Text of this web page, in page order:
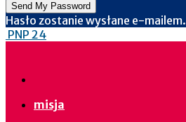
Hasło zostanie wysłane e-mailem.
PNP 24
misja